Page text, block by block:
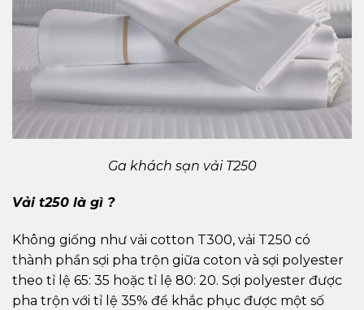
Ga khách sạn vải T250
Vải t250 là gì ?
Không giống như vải cotton T300, vải T250 có
thành phần sợi pha trộn giữa coton và sợi polyester
theo tỉ lệ 65: 35 hoặc tỉ lệ 80: 20. Sợi polyester được
pha trộn với tỉ lệ 35% để khắc phục được một số